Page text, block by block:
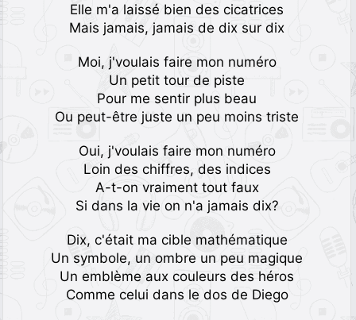
Elle m'a laissé bien des cicatrices
Mais jamais, jamais de dix sur dix
Moi, j'voulais faire mon numéro
Un petit tour de piste
Pour me sentir plus beau
Ou peut-être juste un peu moins triste
Oui, j'voulais faire mon numéro
Loin des chiffres, des indices
A-t-on vraiment tout faux
Si dans la vie on n'a jamais dix?
Dix, c'était ma cible mathématique
Un symbole, un ombre un peu magique
Un emblème aux couleurs des héros
Comme celui dans le dos de Diego